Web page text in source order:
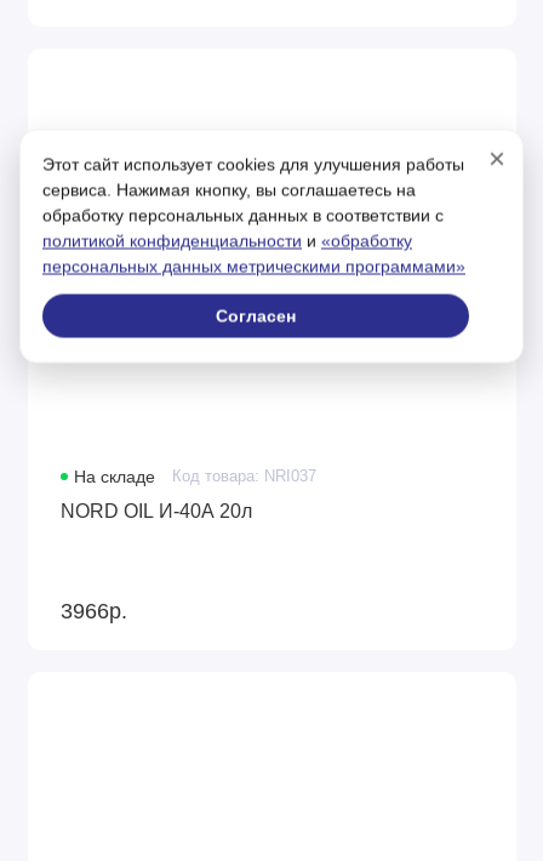
На складе Код товара: NRI037
NORD OIL И-40А 20л
3966р.
×
Этот сайт использует cookies для улучшения работы
сервиса. Нажимая кнопку, вы соглашаетесь на
обработку персональных данных в соответствии с
политикой конфиденциальности и «обработку
персональных данных метрическими программами»
Согласен